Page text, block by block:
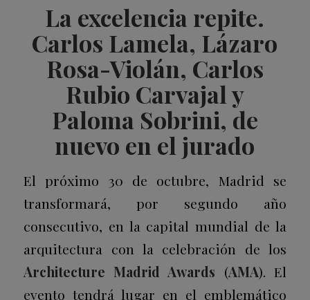
La excelencia repite.
Carlos Lamela, Lázaro
Rosa-Violán, Carlos
Rubio Carvajal y
Paloma Sobrini, de
nuevo en el jurado
El próximo 30 de octubre, Madrid se
transformará, por segundo año
consecutivo, en la capital mundial de la
arquitectura con la celebración de los
Architecture Madrid Awards (AMA). El
evento tendrá lugar en el emblemático